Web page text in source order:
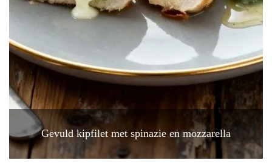
Gevuld kipfilet met spinazie en mozzarella